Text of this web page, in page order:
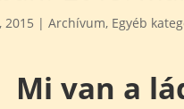
2015 |Archívum, Egyéb
Mi van a